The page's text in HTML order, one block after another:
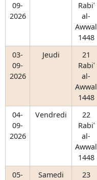
09-
2026
Rabiʿ
al-
Awwal
1448
03-
09-
2026
Jeudi
21
Rabiʿ
al-
Awwal
1448
04-
09-
2026
Vendredi
22
Rabiʿ
al-
Awwal
1448
05-
Samedi
23